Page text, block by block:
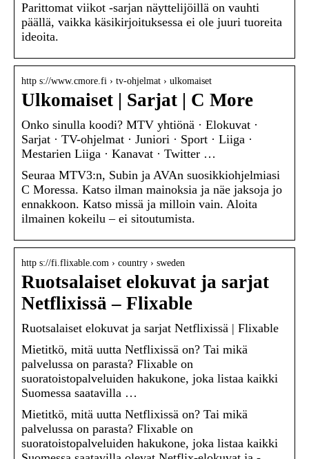
Parittomat viikot -sarjan näyttelijöillä on vauhti
päällä, vaikka käsikirjoituksessa ei ole juuri tuoreita
ideoita.
http s://www.cmore.fi › tv-ohjelmat › ulkomaiset
Ulkomaiset | Sarjat | C More
Onko sinulla koodi? MTV yhtiönä · Elokuvat ·
Sarjat · TV-ohjelmat · Juniori · Sport · Liiga ·
Mestarien Liiga · Kanavat · Twitter …
Seuraa MTV3:n, Subin ja AVAn suosikkiohjelmiasi
C Moressa. Katso ilman mainoksia ja näe jaksoja jo
ennakkoon. Katso missä ja milloin vain. Aloita
ilmainen kokeilu – ei sitoutumista.
http s://fi.flixable.com › country › sweden
Ruotsalaiset elokuvat ja sarjat
Netflixissä – Flixable
Ruotsalaiset elokuvat ja sarjat Netflixissä | Flixable
Mietitkö, mitä uutta Netflixissä on? Tai mikä
palvelussa on parasta? Flixable on
suoratoistopalveluiden hakukone, joka listaa kaikki
Suomessa saatavilla …
Mietitkö, mitä uutta Netflixissä on? Tai mikä
palvelussa on parasta? Flixable on
suoratoistopalveluiden hakukone, joka listaa kaikki